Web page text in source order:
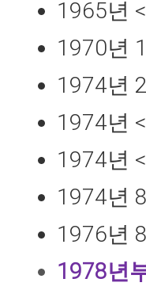
1965년
1970년
1974년
1974년
1974년
1974년
1976년
1978년